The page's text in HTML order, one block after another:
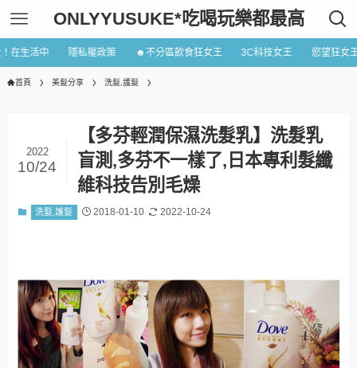
ONLYYUSUKE*吃喝玩樂都最高
在生活中 隱私權政策 ☻不分區飲食狂女王 3C科技女王 慾望狂女
首頁 美髮分享 洗髮,護髮
【多芬輕潤保濕洗髮乳】洗髮乳
盲測,多芬不一樣了,日本專利髮纖
維科技告別毛燥
2022
10/24
洗髮,護髮 2018-01-10 2022-10-24